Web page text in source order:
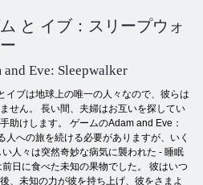
と イブ：スリープウォ
and Eve: Sleepwalker
イブは地球上の唯一の人々なので、彼らは
せん。 長い間、夫婦はお互いを探してい
助けします。 ゲームのAdam and Eve：
への旅を続ける必要がありますが、いく
人々は突然奇妙な病気に襲われた - 睡眠
日に食べた未知の果物でした。 彼はいつ
、未知の力が彼を持ち上げ、彼をさまよ